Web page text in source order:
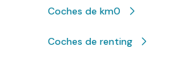
Coches de km0
Coches de renting